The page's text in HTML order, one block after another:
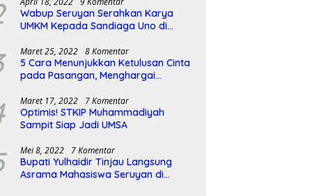
Wabup Seruyan Serahkan Karya
UMKM Kepada Sandiaga Uno di
Maret 25, 2022 8 Komentar
5 Cara Menunjukkan Ketulusan Cinta
pada Pasangan, Menghargai
Maret 17, 2022 7 Komentar
Optimis! STKIP Muhammadiyah
Sampit Siap Jadi UMSA
Mei 8, 2022 7 Komentar
Bupati Yulhaidir Tinjau Langsung
Asrama Mahasiswa Seruyan di